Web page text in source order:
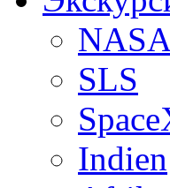
NASA
SLS
Indien